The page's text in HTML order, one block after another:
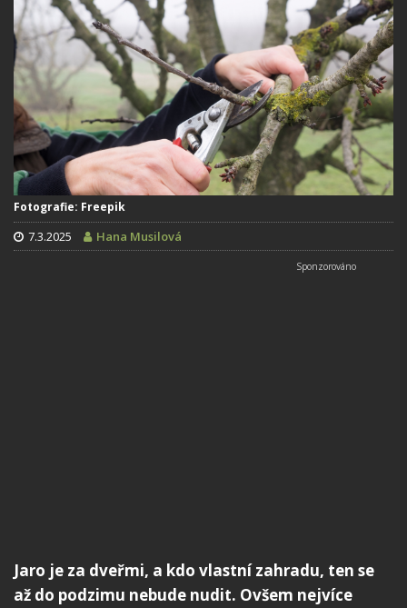
Fotografie: Freepik
7.3.2025 Hana Musilová
Jaro je za dveřmi, a kdo vlastní zahradu, ten se
až do podzimu nebude nudit. Ovšem nejvíce